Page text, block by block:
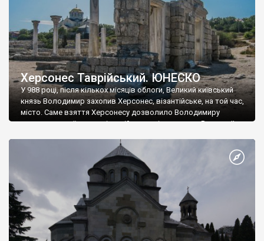
Херсонес Таврійський. ЮНЕСКО
У 988 році, після кількох місяців облоги, Великий київський
князь Володимир захопив Херсонес, візантійське, на той час,
місто. Саме взяття Херсонесу дозволило Володимиру
диктувати свої умови візантійському імператору Василю ІІ, та
Херсонесі Володимир-язичник, став Василем-християнином.
А потім було Хрещення Русі. На честь Херсонесу Таврійського